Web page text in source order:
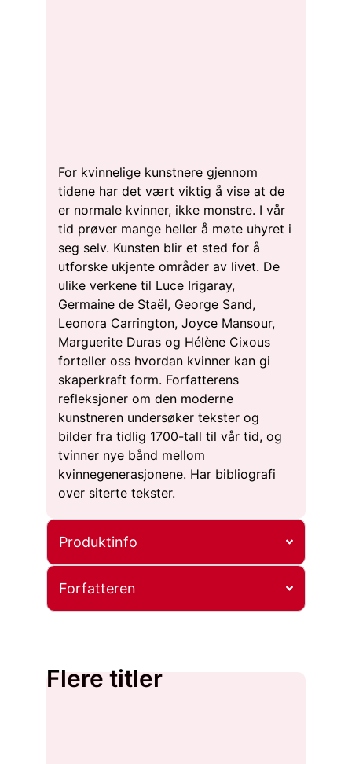
For kvinnelige kunstnere gjennom
tidene har det vært viktig å vise at de
er normale kvinner, ikke monstre. I vår
tid prøver mange heller å møte uhyret i
seg selv. Kunsten blir et sted for å
utforske ukjente områder av livet. De
ulike verkene til Luce Irigaray,
Germaine de Staël, George Sand,
Leonora Carrington, Joyce Mansour,
Marguerite Duras og Hélène Cixous
forteller oss hvordan kvinner kan gi
skaperkraft form. Forfatterens
refleksjoner om den moderne
kunstneren undersøker tekster og
bilder fra tidlig 1700-tall til vår tid, og
tvinner nye bånd mellom
kvinnegenerasjonene. Har bibliografi
over siterte tekster.
Produktinfo
Forfatteren
Flere titler